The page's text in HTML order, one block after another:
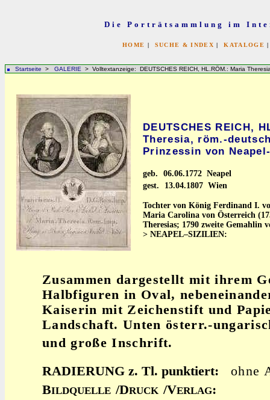
Die Porträtsammlung im
HOME | SUCHE & INDEX |KATALOGE
Startseite > GALERIE > Volltextanzeige: DEUTSCHES REICH, HL.RÖM.: Maria
DEUTSCHES REICH,
Theresia, röm.-
Prinzessin von
geb.
06.06.1772 Neapel
gest.
13.04.1807 Wien
Tochter von König Ferdinand I.
Maria Carolina von Österreich
Theresias; 1790 zweite Gemahlin
> NEAPEL–SIZILIEN:
Zusammen dargestellt mit ihrem
Halbfiguren in Oval,
Kaiserin mit Zeichenstift und
Landschaft. Unten österr.-
und große Inschrift.
RADIERUNG z. Tl. punktiert:
ohne
BILDQUELLE /DRUCK /VERLAG: